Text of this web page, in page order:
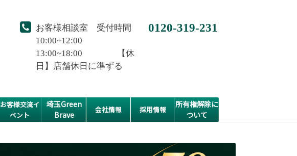
お客様相談室 受付時間
10:00~12:00
13:00~18:00 【休
日】店舗休日に準ずる
0120-319-231
お客様交流イ
ベント
埼玉Green
Brave
会社情報 採用情報
所有権解除に
ついて